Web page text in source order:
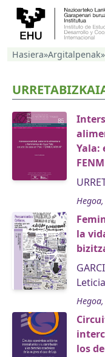
Hasiera»Argitalpenak»
Yala:
la
Leticia
los